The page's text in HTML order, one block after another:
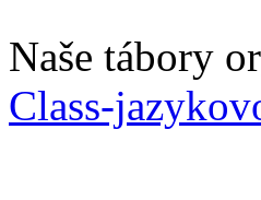
Naše tábory
Class-